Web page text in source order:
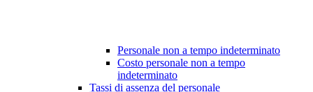
Personale non a tempo indeterminato
Costo personale non a tempo
indeterminato
Tassi di assenza del personale